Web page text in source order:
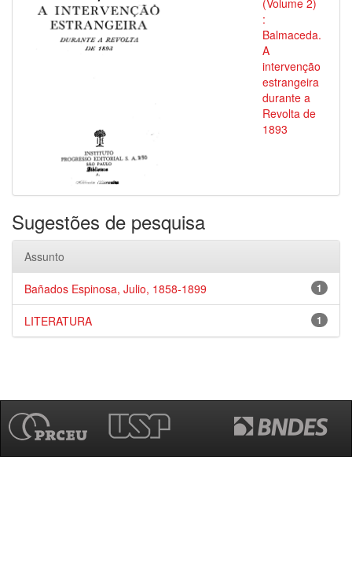
(Volume 2)
:
Balmaceda.
A
intervenção
estrangeira
durante a
Revolta de
1893
Sugestões de pesquisa
Assunto
1
Bañados Espinosa, Julio, 1858-1899
1
LITERATURA